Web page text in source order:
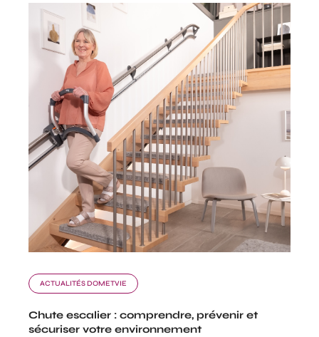
ACTUALITÉS DOMETVIE
Chute escalier : comprendre, prévenir et
sécuriser votre environnement